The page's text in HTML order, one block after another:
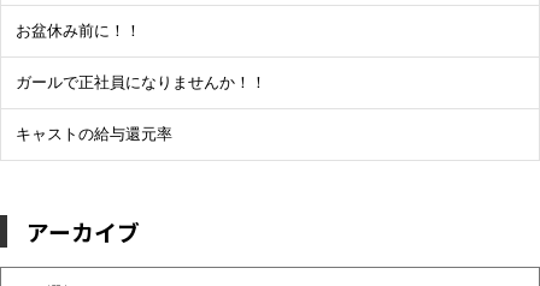
お盆休み前に！！
ガールで正社員になりませんか！！
キャストの給与還元率
アーカイブ